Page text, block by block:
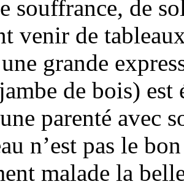
souffrance, de
venir de
grande
de bois) est
parenté avec
n’est pas le
malade la